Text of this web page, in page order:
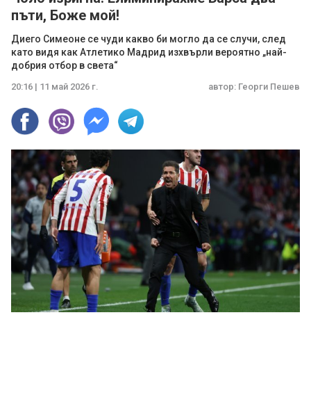
пъти, Боже мой!
Диего Симеоне се чуди какво би могло да се случи, след
като видя как Атлетико Мадрид изхвърли вероятно „най-
добрия отбор в света“
20:16 | 11 май 2026 г. автор: Георги Пешев